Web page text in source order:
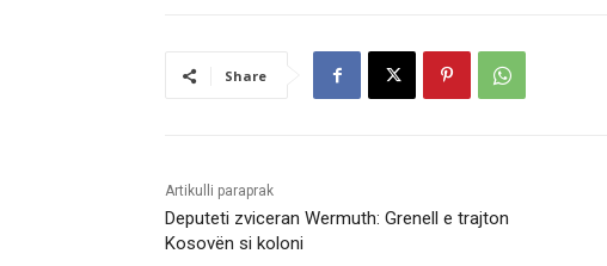
Share
Artikulli paraprak
Deputeti zviceran Wermuth: Grenell e trajton
Kosovën si koloni